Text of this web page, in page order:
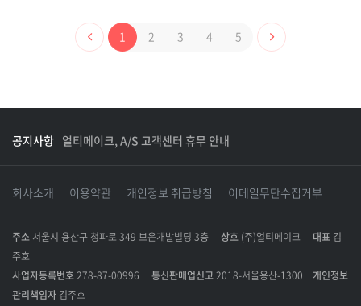
1 2 3 4 5
공지사항 얼티메이크, A/S 고객센터 휴무 안내
회사소개 이용약관 개인정보 취급방침 이메일무단수집거부
주소 서울시 용산구 청파로 349 보은개발빌딩 3층 상호 (주)얼티메이크 대표 김
주호
사업자등록번호 278-87-00996 통신판매업신고2018-서울용산-1300 개인정보
관리책임자 김주호